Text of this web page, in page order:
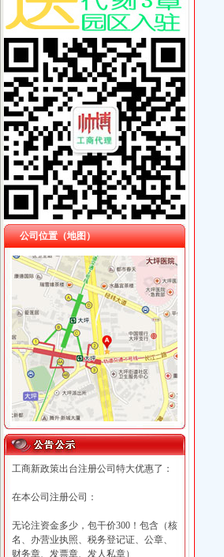
公司位置（地图）
工商新政策出台注册公司特大优惠了：
在本公司注册公司：
无论注资金多少，包干价300！包含（核
名、办营业执照、税务登记证、公章、
财务章、发票章、发人私章）